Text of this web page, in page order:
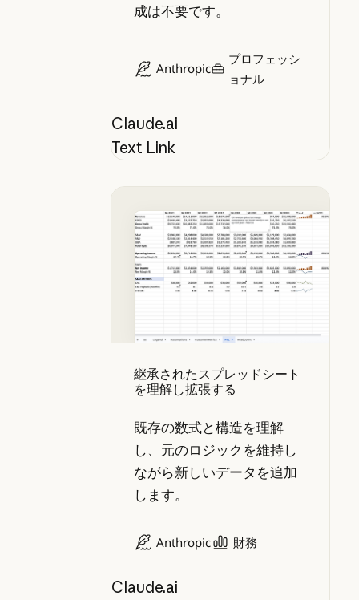
成は不要です。
Anthropic
プロフェッシ
ョナル
Claude.ai
Text Link
継承されたスプレッドシート
を理解し拡張する
既存の数式と構造を理解
し、元のロジックを維持し
ながら新しいデータを追加
します。
Anthropic 財務
Claude.ai
継承されたスプレッドシートを理